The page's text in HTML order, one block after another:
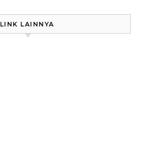
LINK LAINNYA